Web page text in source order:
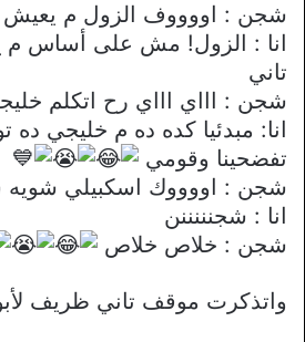
شجن : اووووف الزول م يعيش
انا : الزول! مش على أساس م
تاني
شجن : اااي اااي رح اتكلم
انا: مبدئيا كده ده م خليجي
تفضحينا وقومي
شجن : اووووك اسكبيلي شويه
انا : شجنننننن
شجن : خلاص خلاص
واتذكرت موقف تاني ظريف